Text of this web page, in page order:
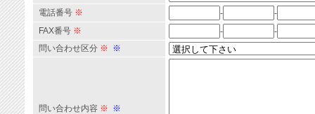
電話番号 ※ -
-
FAX番号 ※ -
-
問い合わせ区分 ※ ※
問い合わせ内容 ※ ※